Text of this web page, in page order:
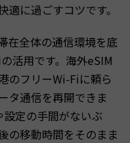
に過ごすコツです。
在全体の通信環境を底
活用です。海外eSIM
のフリーWi-Fiに頼ら
タ通信を再開できま
定の手間がないぶ
の移動時間をそのまま